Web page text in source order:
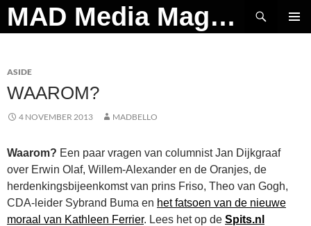
Ga
naar
MAD Media Magazine
Zoeken
ASIDE
WAAROM?
4 NOVEMBER 2013 MADBELLO
Waarom? Een paar vragen van columnist Jan Dijkgraaf
over Erwin Olaf, Willem-Alexander en de Oranjes, de
herdenkingsbijeenkomst van prins Friso, Theo van Gogh,
CDA-leider Sybrand Buma en het fatsoen van de nieuwe
moraal van Kathleen Ferrier. Lees het op de Spits.nl